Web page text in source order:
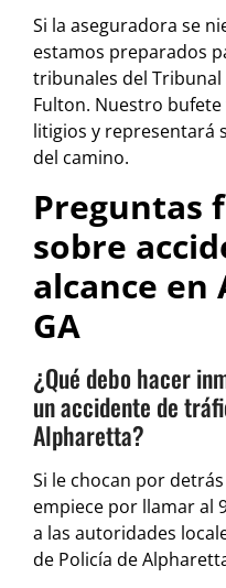
Si la aseguradora se
estamos preparados
tribunales del
Fulton. Nuestro
litigios y representará
del camino.
Preguntas
sobre
alcance
GA
¿Qué debo hacer
un accidente de
Alpharetta?
Si le chocan por
empiece por llamar al
a las autoridades
de Policía de